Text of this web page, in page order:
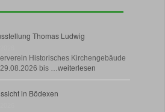
Thomas Ludwig
Historisches Kirchengebäude
29.08.2026 bis …weiterlesen
in Bödexen